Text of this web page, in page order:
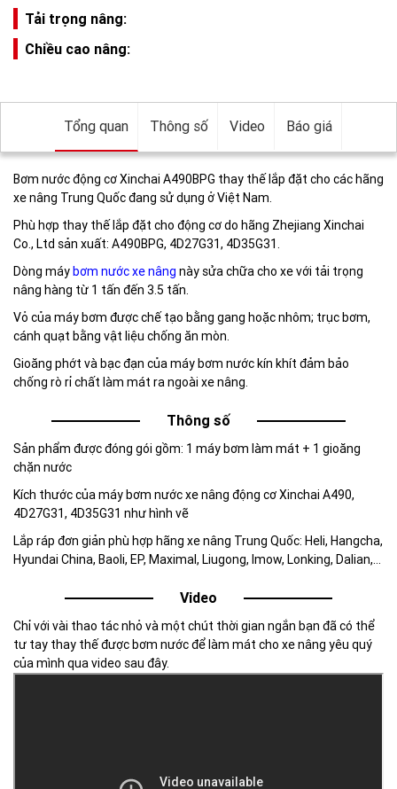
Tải trọng nâng:
Chiều cao nâng:
Tổng quan Thông số Video Báo giá
Bơm nước động cơ Xinchai A490BPG thay thế lắp đặt cho các hãng
xe nâng Trung Quốc đang sử dụng ở Việt Nam.
Phù hợp thay thế lắp đặt cho động cơ do hãng Zhejiang Xinchai
Co., Ltd sản xuất: A490BPG, 4D27G31, 4D35G31.
Dòng máybơm nước xe nâng này sửa chữa cho xe với tải trọng
nâng hàng từ 1 tấn đến 3.5 tấn.
Vỏ của máy bơm được chế tạo bằng gang hoặc nhôm; trục bơm,
cánh quạt bằng vật liệu chống ăn mòn.
Gioăng phớt và bạc đạn của máy bơm nước kín khít đảm bảo
chống rò rỉ chất làm mát ra ngoài xe nâng.
Thông số
Sản phẩm được đóng gói gồm: 1 máy bơm làm mát + 1 gioăng
chặn nước
Kích thước của máy bơm nước xe nâng động cơ Xinchai A490,
4D27G31, 4D35G31 như hình vẽ
Lắp ráp đơn giản phù hợp hãng xe nâng Trung Quốc: Heli, Hangcha,
Hyundai China, Baoli, EP, Maximal, Liugong, Imow, Lonking, Dalian,…
Video
Chỉ với vài thao tác nhỏ và một chút thời gian ngắn bạn đã có thể
tư tay thay thế được bơm nước để làm mát cho xe nâng yêu quý
của mình qua video sau đây.